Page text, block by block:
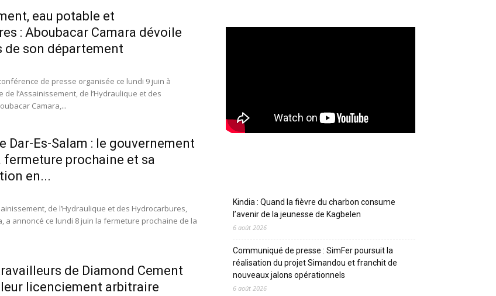
eau potable et
: Aboubacar Camara dévoile
de son département
de presse organisée ce lundi 9 juin à
de l’Assainissement, de l’Hydraulique et des
Camara,...
Dar-Es-Salam : le gouvernement
fermeture prochaine et sa
en...
de l’Hydraulique et des Hydrocarbures,
a annoncé ce lundi 8 juin la fermeture prochaine de la
de Diamond Cement
licenciement arbitraire
Kindia : Quand la fièvre du charbon consume
l’avenir de la jeunesse de Kagbelen
6 août 2026
Communiqué de presse : SimFer poursuit la
réalisation du projet Simandou et franchit de
nouveaux jalons opérationnels
6 août 2026